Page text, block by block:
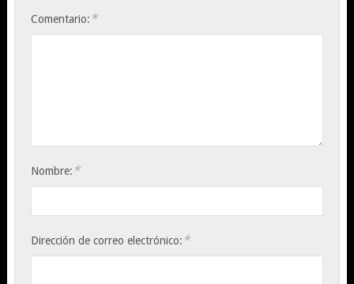
Comentario: *
Nombre: *
Dirección de correo electrónico: *